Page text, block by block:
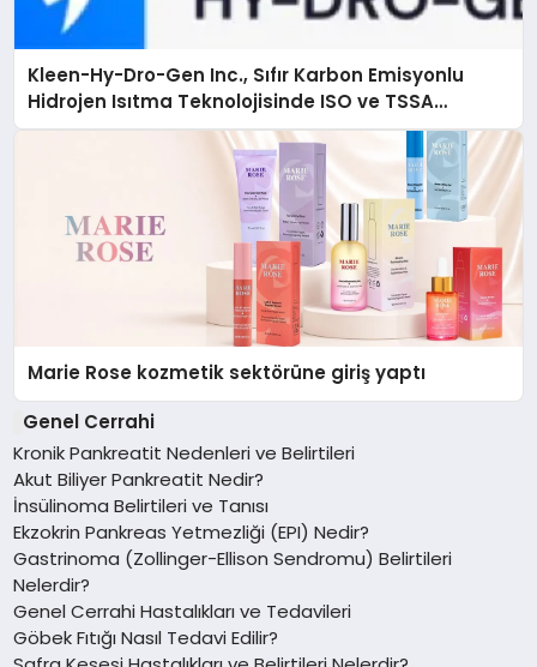
Kleen-Hy-Dro-Gen Inc., Sıfır Karbon Emisyonlu
Hidrojen Isıtma Teknolojisinde ISO ve TSSA
Düzenleyici Onaylarını Aldı
Marie Rose kozmetik sektörüne giriş yaptı
Genel Cerrahi
Kronik Pankreatit Nedenleri ve Belirtileri
Akut Biliyer Pankreatit Nedir?
İnsülinoma Belirtileri ve Tanısı
Ekzokrin Pankreas Yetmezliği (EPI) Nedir?
Gastrinoma (Zollinger-Ellison Sendromu) Belirtileri
Nelerdir?
Genel Cerrahi Hastalıkları ve Tedavileri
Göbek Fıtığı Nasıl Tedavi Edilir?